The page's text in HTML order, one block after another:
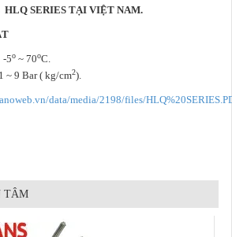
HLQ SERIES TẠI VIỆT NAM.
-5o~ 70oC.
~ 9 Bar ( kg/cm2).
data/media/2198/files/
TÂM